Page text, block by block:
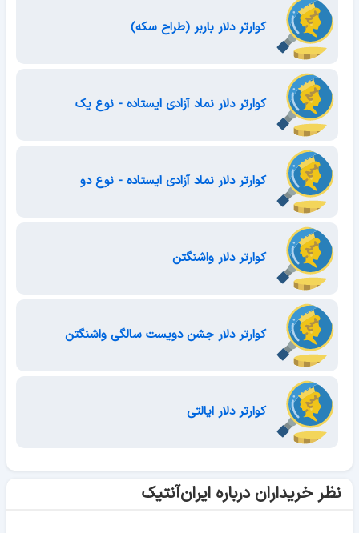
کوارتر دلار باربر (طراح سکه)
کوارتر دلار نماد آزادی ایستاده - نوع یک
کوارتر دلار نماد آزادی ایستاده - نوع دو
کوارتر دلار واشنگتن
کوارتر دلار جشن دویست سالگی واشنگتن
کوارتر دلار ایالتی
نظر خریداران درباره ایران‌آنتیک